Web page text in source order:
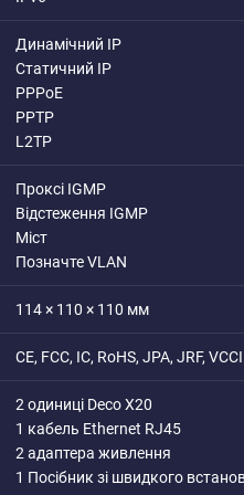
Динамічний IP
Статичний IP
PPPoE
PPTP
L2TP
Проксі IGMP
Відстеження IGMP
Міст
Позначте VLAN
114 × 110 × 110 мм
CE, FCC, IC, RoHS, JPA, JRF, VCCI
2 одиниці Deco X20
1 кабель Ethernet RJ45
2 адаптера живлення
1 Посібник зі швидкого